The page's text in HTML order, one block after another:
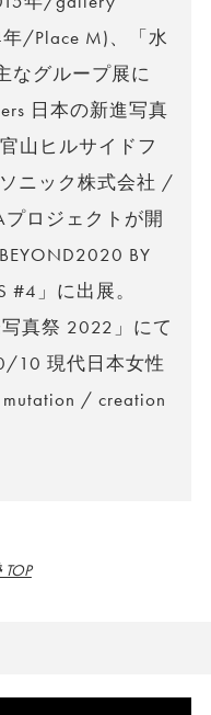
/Place M)、「水
なグループ展に
日本の新進写真
山ヒルサイドフ
ニック株式会社 /
ロジェクトが開
BY
#4」に出展。
写真祭 2022」にて
10 現代日本女性
/ creation